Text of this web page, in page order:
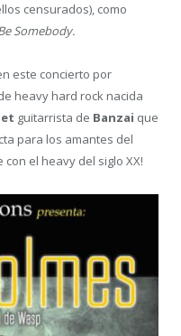
censurados), como
Somebody.
este concierto por
heavy hard rock nacida
guitarrista de Banzai que
para los amantes del
el heavy del siglo XX!